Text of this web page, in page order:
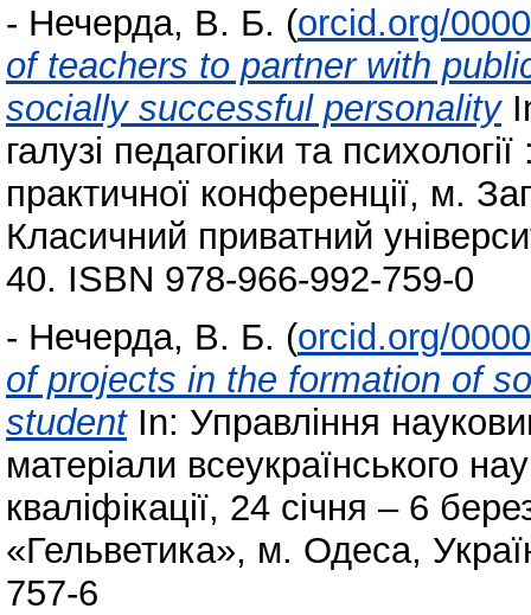
- Нечерда, В. Б. (orcid.org/
of teachers to partner with
socially successful personality
галузі педагогіки та
практичної конференції, м.
Класичний приватний
40. ISBN 978-966-992-759-0
- Нечерда, В. Б. (orcid.org/
of projects in the formation of
studentIn: Управління
матеріали всеукраїнського
кваліфікації, 24 січня – 6
«Гельветика», м. Одеса,
757-6